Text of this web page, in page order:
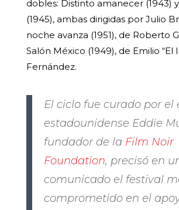
dobles: Distinto amanecer (1943)
(1945), ambas dirigidas por Julio
noche avanza (1951), de Roberto
Salón México (1949), de Emilio “El
Fernández.
El ciclo fue curado por el
estadounidense Eddie
fundador de la Film Noir
Foundation, precisó en
comunicado el festival
comprometido en el